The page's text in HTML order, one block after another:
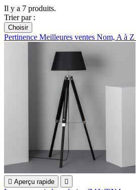
Il y a 7 produits.
Trier par :
Choisir
Pertinence Meilleures ventes Nom, A à Z
 Aperçu rapide 